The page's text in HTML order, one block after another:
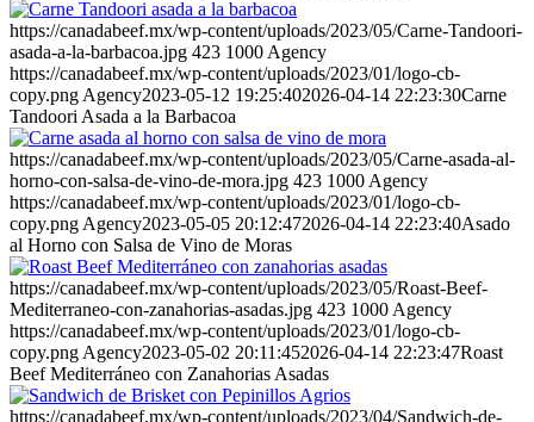
https://canadabeef.mx/wp-content/uploads/2023/05/Carne-Tandoori-
asada-a-la-barbacoa.jpg 423 1000 Agency
https://canadabeef.mx/wp-content/uploads/2023/01/logo-cb-
copy.png Agency2023-05-12 19:25:402026-04-14 22:23:30Carne
Tandoori Asada a la Barbacoa
https://canadabeef.mx/wp-content/uploads/2023/05/Carne-asada-al-
horno-con-salsa-de-vino-de-mora.jpg 423 1000 Agency
https://canadabeef.mx/wp-content/uploads/2023/01/logo-cb-
copy.png Agency2023-05-05 20:12:472026-04-14 22:23:40Asado
al Horno con Salsa de Vino de Moras
https://canadabeef.mx/wp-content/uploads/2023/05/Roast-Beef-
Mediterraneo-con-zanahorias-asadas.jpg 423 1000 Agency
https://canadabeef.mx/wp-content/uploads/2023/01/logo-cb-
copy.png Agency2023-05-02 20:11:452026-04-14 22:23:47Roast
Beef Mediterráneo con Zanahorias Asadas
https://canadabeef.mx/wp-content/uploads/2023/04/Sandwich-de-